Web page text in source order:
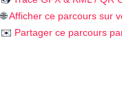
🌐Afficher ce parcours sur
✉️ Partager ce parcours